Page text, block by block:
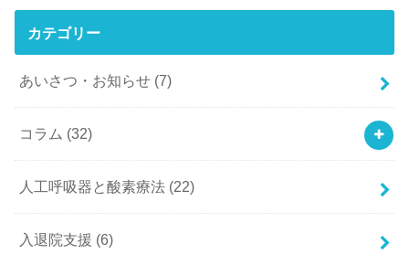
カテゴリー
あいさつ・お知らせ (7)
コラム (32)
人工呼吸器と酸素療法 (22)
入退院支援 (6)